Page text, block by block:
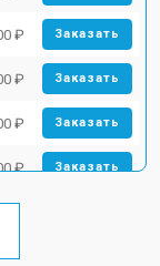
₽ Заказать
₽ Заказать
₽ Заказать
₽ Заказать
₽